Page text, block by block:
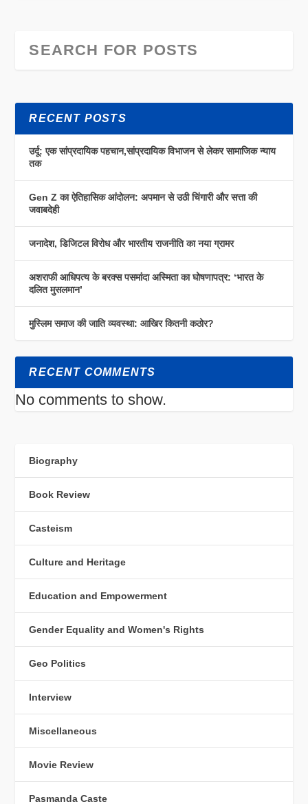
RECENT POSTS
उर्दू: एक सांप्रदायिक पहचान,सांप्रदायिक विभाजन से लेकर सामाजिक न्याय
तक
Gen Z का ऐतिहासिक आंदोलन: अपमान से उठी चिंगारी और सत्ता की
जवाबदेही
जनादेश, डिजिटल विरोध और भारतीय राजनीति का नया ग्रामर
अशराफी आधिपत्य के बरक्स पसमांदा अस्मिता का घोषणापत्र: ‘भारत के
दलित मुसलमान’
मुस्लिम समाज की जाति व्यवस्था: आखिर कितनी कठोर?
RECENT COMMENTS
No comments to show.
Biography
Book Review
Casteism
Culture and Heritage
Education and Empowerment
Gender Equality and Women's Rights
Geo Politics
Interview
Miscellaneous
Movie Review
Pasmanda Caste